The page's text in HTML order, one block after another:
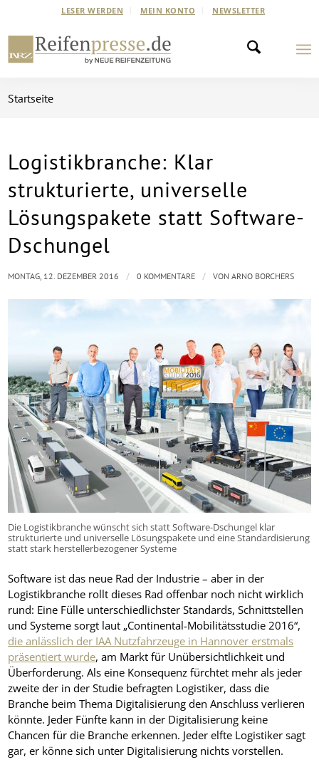
LESER WERDEN MEIN KONTO NEWSLETTER
Startseite
Logistikbranche: Klar
strukturierte, universelle
Lösungspakete statt Software-
Dschungel
Die Logistikbranche wünscht sich statt Software-Dschungel klar
strukturierte und universelle Lösungspakete und eine Standardisierung
statt stark herstellerbezogener Systeme
Software ist das neue Rad der Industrie – aber in der
Logistikbranche rollt dieses Rad offenbar noch nicht wirklich
rund: Eine Fülle unterschiedlichster Standards, Schnittstellen
und Systeme sorgt laut „Continental-Mobilitätsstudie 2016“,
die anlässlich der IAA Nutzfahrzeuge in Hannover erstmals
präsentiert wurde, am Markt für Unübersichtlichkeit und
Überforderung. Als eine Konsequenz fürchtet mehr als jeder
zweite der in der Studie befragten Logistiker, dass die
Branche beim Thema Digitalisierung den Anschluss verlieren
könnte. Jeder Fünfte kann in der Digitalisierung keine
Chancen für die Branche erkennen. Jeder elfte Logistiker sagt
gar, er könne sich unter Digitalisierung nichts vorstellen.
MONTAG, 12. DEZEMBER 2016 / 0 KOMMENTARE / VONARNO BORCHERS